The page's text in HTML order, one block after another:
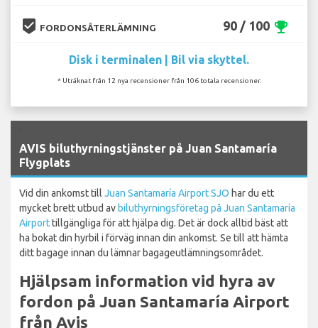
beenhere FORDONSÅTERLÄMNING 90 / 100 emoji_events
Disk i terminalen | Bil via skyttel.
* Uträknat från 12 nya recensioner från 106 totala recensioner.
AVIS biluthyrningstjänster på Juan Santamaría
Flygplats
Vid din ankomst till Juan Santamaría Airport SJO har du ett
mycket brett utbud av biluthyrningsföretag på Juan Santamaría
Airporttillgängliga för att hjälpa dig. Det är dock alltid bäst att
ha bokat din hyrbil i förväg innan din ankomst. Se till att hämta
ditt bagage innan du lämnar bagageutlämningsområdet.
Hjälpsam information vid hyra av
fordon på Juan Santamaría Airport
från Avis